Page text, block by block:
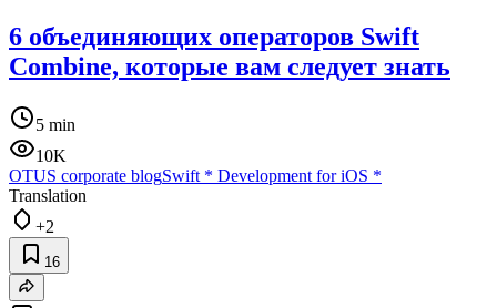
6 объединяющих операторов Swift
Combine, которые вам следует знать
5 min
10K
OTUS corporate blogSwift * Development for iOS *
Translation
+2
16